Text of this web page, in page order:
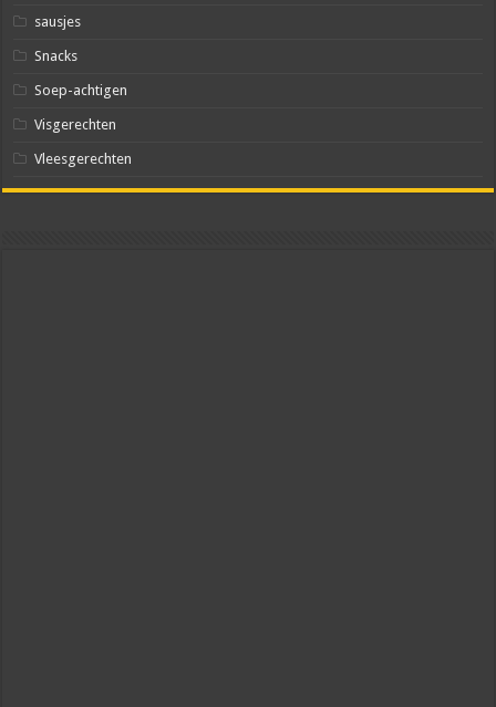
sausjes
Snacks
Soep-achtigen
Visgerechten
Vleesgerechten